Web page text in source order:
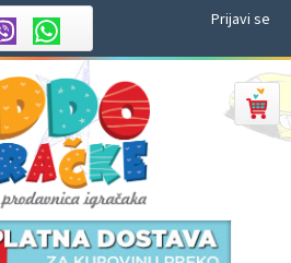
Prijavi se